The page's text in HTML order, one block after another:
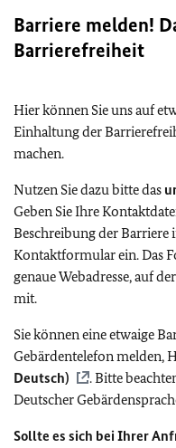
Barriere melden!
Barrierefreiheit
Hier können Sie uns auf
Einhaltung der
machen.
Nutzen Sie dazu bitte das
Geben Sie Ihre
Beschreibung der Barriere
Kontaktformular ein. Das
genaue Webadresse, auf
mit.
Sie können eine etwaige
Gebärdentelefon melden,
Deutsch)
. Bitte
Deutscher
Sollte es sich bei Ihrer